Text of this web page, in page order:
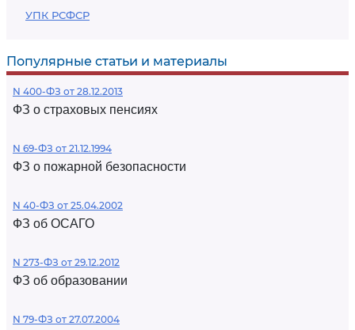
УПК РСФСР
Популярные статьи и материалы
N 400-ФЗ от 28.12.2013
ФЗ о страховых пенсиях
N 69-ФЗ от 21.12.1994
ФЗ о пожарной безопасности
N 40-ФЗ от 25.04.2002
ФЗ об ОСАГО
N 273-ФЗ от 29.12.2012
ФЗ об образовании
N 79-ФЗ от 27.07.2004